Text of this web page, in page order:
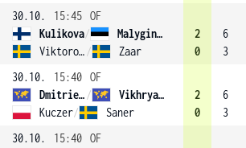
30.10.
15:45 OF
Kulikova/
Malygina (3)
Viktorovitch / Zaar
2
0
6
3
30.10.
15:40 OF
Dmitrieva /
Vikhryanova
Kuczer/ Saner
2
0
6
3
30.10.
15:40 OF